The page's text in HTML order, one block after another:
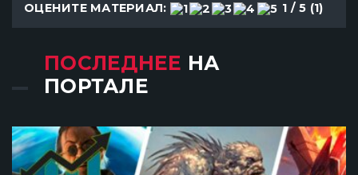
ОЦЕНИТЕ МАТЕРИАЛ: 1 / 5 (1)
ПОСЛЕДНЕЕ НА
ПОРТАЛЕ